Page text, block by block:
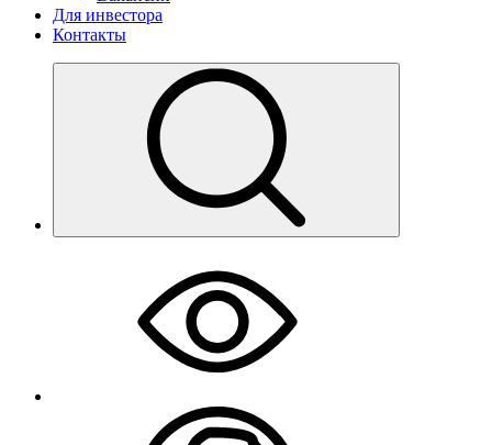
Для инвестора
Контакты